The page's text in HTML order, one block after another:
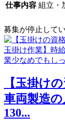
仕事内容 組立・
募集が停止して
【玉掛け
車両製造
130...